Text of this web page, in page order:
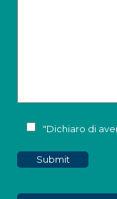
"Dichiaro di